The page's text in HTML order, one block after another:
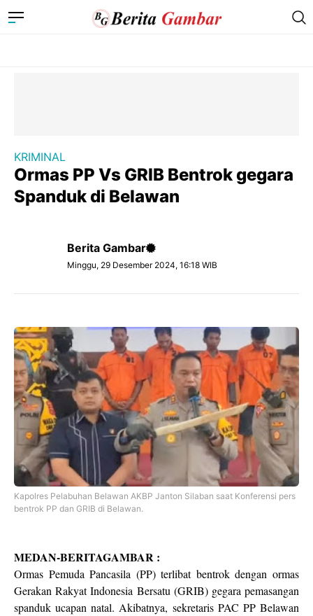
KRIMINAL
Ormas PP Vs GRIB Bentrok gegara
Spanduk di Belawan
Berita Gambar
Minggu, 29 Desember 2024, 16:18 WIB
Kapolres Pelabuhan Belawan AKBP Janton Silaban saat Konferensi pers
bentrok PP dan GRIB di Belawan.
MEDAN-BERITAGAMBAR :
Ormas Pemuda Pancasila (PP) terlibat bentrok dengan ormas
Gerakan Rakyat Indonesia Bersatu (GRIB) gegara pemasangan
spanduk ucapan natal. Akibatnya, sekretaris PAC PP Belawan